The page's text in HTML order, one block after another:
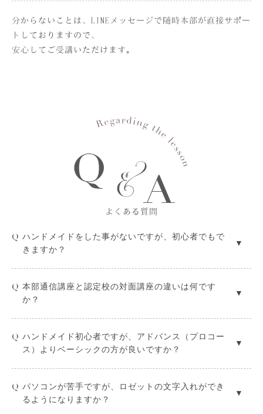
分からないことは、LINEメッセージで随時本部が直接サポー
トしておりますので、
安心してご受講いただけます。
よくある質問
Q ハンドメイドをした事がないですが、初心者でもで
きますか？
で皆さま可愛いロゼットをお作りいただいていますの
でご安心ください。また分からない点が出てきた時
は、講師専用の公式LINEにて随時ご質問いただけるフ
ォローもご用意しています。
Q 本部通信講座と認定校の対面講座の違いは何です
か？
校の講師が指導します。本部のテキストを使用し進め
ますのでレッスン内容については本部、認定校ともに
違いはありません。
Q ハンドメイド初心者ですが、アドバンス（プロコー
ス）よりベーシックの方が良いですか？
スからの受講です。ハンドメイド初心者さまでもプロ
コースで問題なく可愛いロゼットがお作りできるノウ
Q パソコンが苦手ですが、ロゼットの文字入れができ
るようになりますか？